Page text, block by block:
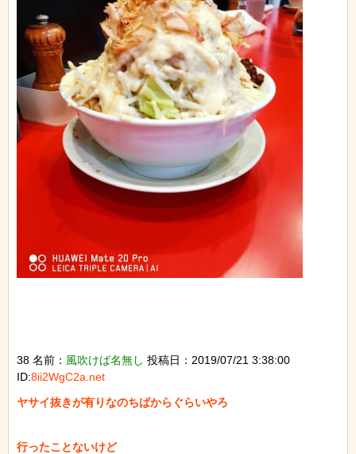
38 名前： 風吹けば名無し 投稿日：2019/07/21 3:38:00
ID:8ii2WgC2a.net
ヤサイ抜きが有りなのちばからぐらいやろ
行ったことないけど